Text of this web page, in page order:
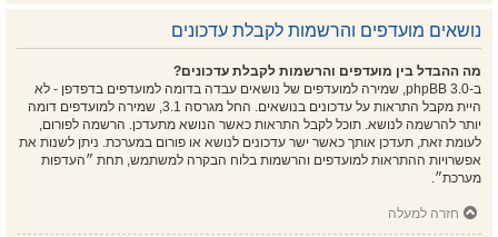
נושאים מועדפים והרשמות לקבלת עדכונים
מה ההבדל בין מועדפים והרשמות לקבלת עדכונים?
ב-phpBB 3.0, שמירה למועדפים של נושאים עבדה בדומה למועדפים בדפדפן - לא
היית מקבל התראות על עדכונים בנושאים. החל מגרסה 3.1, שמירה למועדפים דומה
יותר להרשמה לנושא. תוכל לקבל התראות כאשר הנושא מתעדכן. הרשמה לפורום,
לעומת זאת, תעדכן אותך כאשר ישר עדכונים לנושא או פורום במערכת. ניתן לשנות את
אפשרויות ההתראות למועדפים והרשמות בלוח הבקרה למשתמש, תחת ״העדפות
מערכת״.
חזרה למעלה